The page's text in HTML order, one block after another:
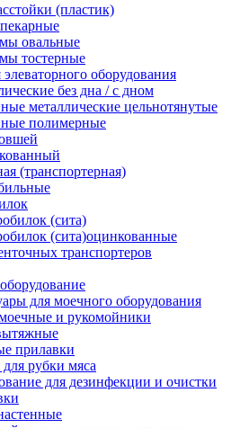
(пластик)
овальные
тостерные
оборудования
без дна / с дном
металлические цельнотянутые
полимерные
(транспортерная)
(сита)
(сита)оцинкованные
транспортеров
для моечного оборудования
и рукомойники
прилавки
рубки мяса
для дезинфекции и очистки